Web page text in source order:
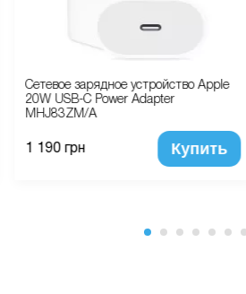
Сетевое зарядное устройство Apple
20W USB-C Power Adapter
MHJ83ZM/A
1 190 грн Купить